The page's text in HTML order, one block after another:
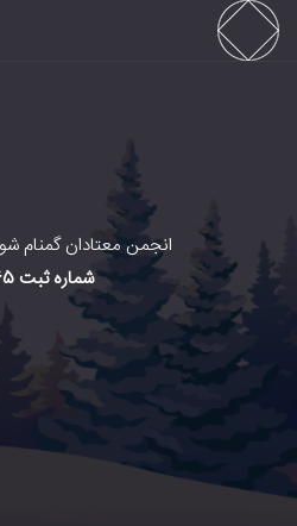
شماره ثبت 21065
انجمن معتادان گمنام